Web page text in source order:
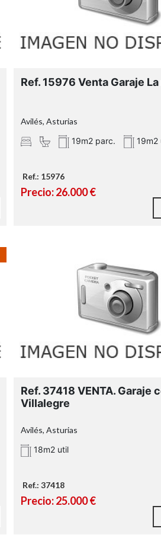
Ref. 15976 Venta Garaje
Avilés, Asturias
19m2 parc.
19m2
Ref.: 15976
Precio: 26.000 €
Ref. 37418 VENTA. Garaje
Villalegre
Avilés, Asturias
18m2 util
Ref.: 37418
Precio: 25.000 €